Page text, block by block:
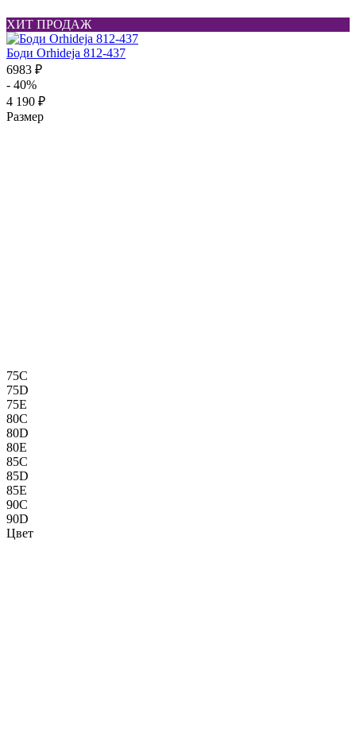
ХИТ ПРОДАЖ
Боди Orhideja 812-437
6983 ₽
- 40%
4 190 ₽
Размер
75C
75D
75E
80C
80D
80E
85C
85D
85E
90C
90D
Цвет